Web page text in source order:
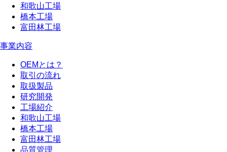
和歌山工場
橋本工場
富田林工場
事業内容
OEMとは？
取引の流れ
取扱製品
研究開発
工場紹介
和歌山工場
橋本工場
富田林工場
品質管理